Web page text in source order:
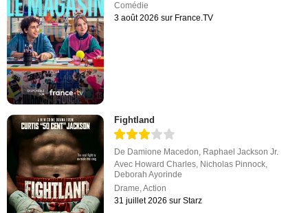
Comédie
3 août 2026 sur France.TV
Fightland
De Damione Macedon Raphael Jackson Jr.
Avec Howard Charles Nicholas Pinnock
Deborah Ayorinde
Drame ,Action
31 juillet 2026 sur Starz